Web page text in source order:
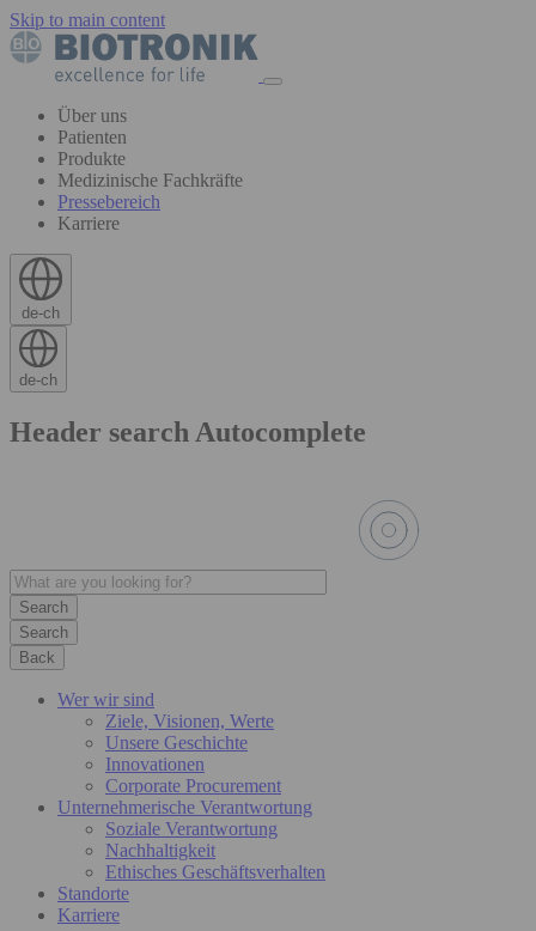
Skip to main content
Über uns
Patienten
Produkte
Medizinische Fachkräfte
Pressebereich
Karriere
de-ch
de-ch
Header search Autocomplete
Search
Back
Wer wir sind
Ziele, Visionen, Werte
Unsere Geschichte
Innovationen
Corporate Procurement
Unternehmerische Verantwortung
Soziale Verantwortung
Nachhaltigkeit
Ethisches Geschäftsverhalten
Standorte
Karriere